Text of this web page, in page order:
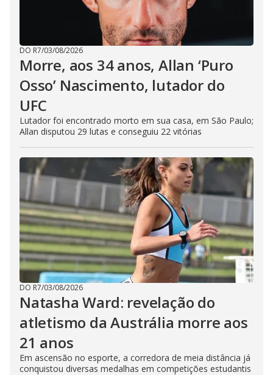
DO R7/03/08/2026
Morre, aos 34 anos, Allan ‘Puro
Osso’ Nascimento, lutador do
UFC
Lutador foi encontrado morto em sua casa, em São Paulo;
Allan disputou 29 lutas e conseguiu 22 vitórias
DO R7/03/08/2026
Natasha Ward: revelação do
atletismo da Austrália morre aos
21 anos
Em ascensão no esporte, a corredora de meia distância já
conquistou diversas medalhas em competições estudantis